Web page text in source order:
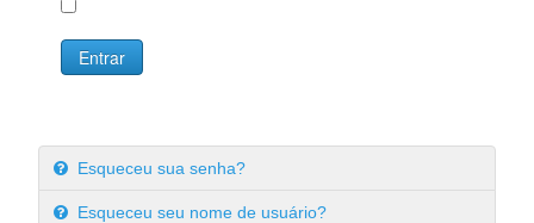
Entrar
Esqueceu sua senha?
Esqueceu seu nome de usuário?